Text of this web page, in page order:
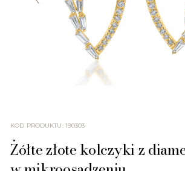
KOD PRODUKTU: 190303
Żółte złote kolczyki z